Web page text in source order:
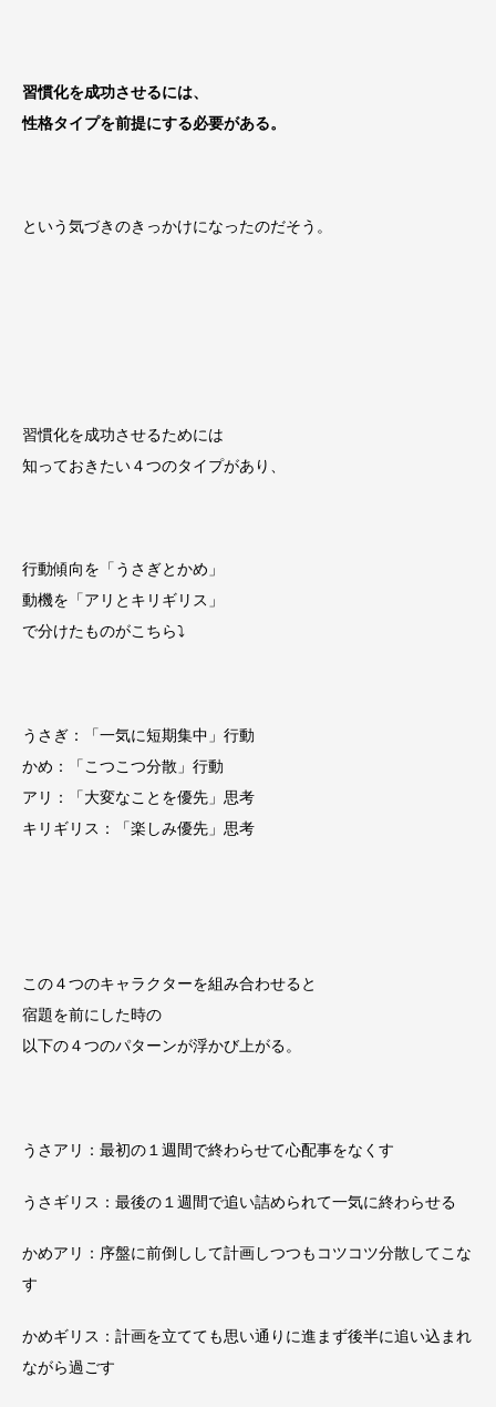
習慣化を成功させるには、
性格タイプを前提にする必要がある。
という気づきのきっかけになったのだそう。
習慣化を成功させるためには
知っておきたい４つのタイプがあり、
行動傾向を「うさぎとかめ」
動機を「アリとキリギリス」
で分けたものがこちら⤵
うさぎ：「一気に短期集中」行動
かめ：「こつこつ分散」行動
アリ：「大変なことを優先」思考
キリギリス：「楽しみ優先」思考
この４つのキャラクターを組み合わせると
宿題を前にした時の
以下の４つのパターンが浮かび上がる。
うさアリ：最初の１週間で終わらせて心配事をなくす
うさギリス：最後の１週間で追い詰められて一気に終わらせる
かめアリ：序盤に前倒しして計画しつつもコツコツ分散してこな
す
かめギリス：計画を立てても思い通りに進まず後半に追い込まれ
ながら過ごす